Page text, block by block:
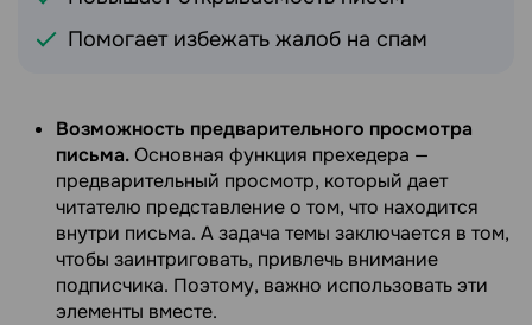
Помогает избежать жалоб на спам
Возможность предварительного просмотра
письма.Основная функция прехедера —
предварительный просмотр, который дает
читателю представление о том, что находится
внутри письма. А задача темы заключается в том,
чтобы заинтриговать, привлечь внимание
подписчика. Поэтому, важно использовать эти
элементы вместе.